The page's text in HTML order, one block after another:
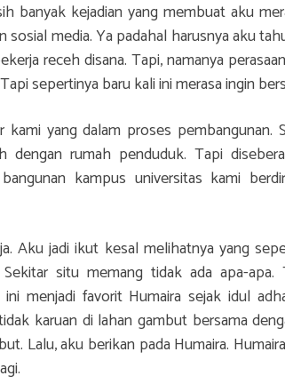
banyak kejadian yang membuat aku
media. Ya padahal harusnya aku
receh disana. Tapi, namanya
sepertinya baru kali ini merasa ingin
yang dalam proses pembangunan.
rumah penduduk. Tapi
kampus universitas kami
Aku jadi ikut kesal melihatnya yang
situ memang tidak ada apa-apa.
menjadi favorit Humaira sejak idul
karuan di lahan gambut bersama
Lalu, aku berikan pada Humaira.